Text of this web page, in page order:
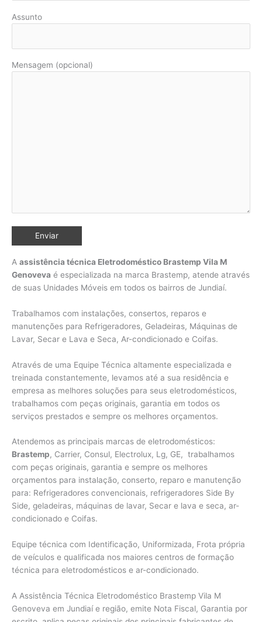
Assunto
Mensagem (opcional)
A assistência técnica Eletrodoméstico Brastemp Vila M
Genoveva é especializada na marca Brastemp, atende através
de suas Unidades Móveis em todos os bairros de Jundiaí.
Trabalhamos com instalações, consertos, reparos e
manutenções para Refrigeradores, Geladeiras, Máquinas de
Lavar, Secar e Lava e Seca, Ar-condicionado e Coifas.
Através de uma Equipe Técnica altamente especializada e
treinada constantemente, levamos até a sua residência e
empresa as melhores soluções para seus eletrodomésticos,
trabalhamos com peças originais, garantia em todos os
serviços prestados e sempre os melhores orçamentos.
Atendemos as principais marcas de eletrodomésticos:
Brastemp, Carrier, Consul, Electrolux, Lg, GE, trabalhamos
com peças originais, garantia e sempre os melhores
orçamentos para instalação, conserto, reparo e manutenção
para: Refrigeradores convencionais, refrigeradores Side By
Side, geladeiras, máquinas de lavar, Secar e lava e seca, ar-
condicionado e Coifas.
Equipe técnica com Identificação, Uniformizada, Frota própria
de veículos e qualificada nos maiores centros de formação
técnica para eletrodomésticos e ar-condicionado.
A Assistência Técnica Eletrodoméstico Brastemp Vila M
Genoveva em Jundiaí e região, emite Nota Fiscal, Garantia por